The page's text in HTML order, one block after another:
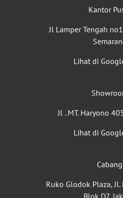
Kantor
Jl Lamper Tengah
Lihat di
Jl . MT. Haryono
Lihat di
Cabang
Ruko Glodok Plaza, Jl.